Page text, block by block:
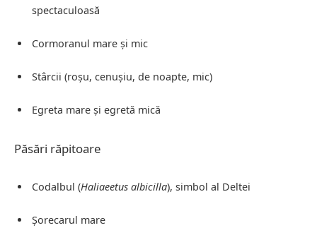
spectaculoasă
Cormoranul mare și mic
Stârcii (roșu, cenușiu, de noapte, mic)
Egreta mare și egretă mică
Păsări răpitoare
Codalbul (Haliaeetus albicilla), simbol al Deltei
Șorecarul mare